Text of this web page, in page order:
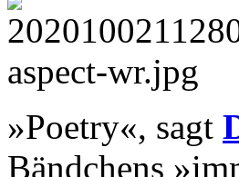
»Poetry«, sagt
Bändchens